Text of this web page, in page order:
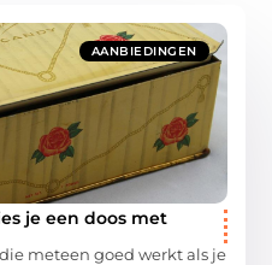
AANBIEDINGEN
je een doos met
meteen goed werkt als je